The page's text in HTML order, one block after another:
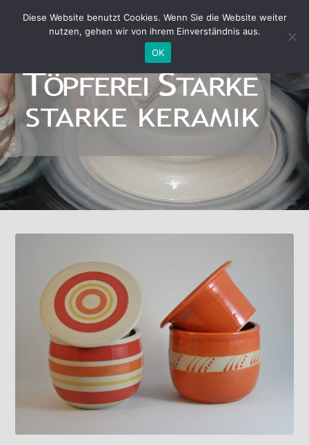
Diese Website benutzt Cookies. Wenn Sie die Website weiter
nutzen, gehen wir von ihrem Einverständnis aus.
OK